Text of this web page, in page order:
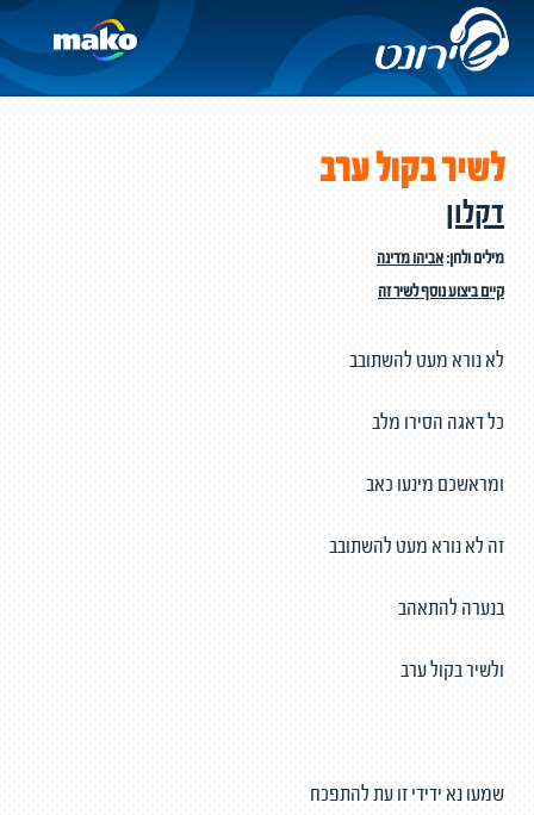
לשיר בקול ערב
דקלון
מילים ולחן:אביהו מדינה
קיים ביצוע נוסף לשיר זה
לא נורא מעט להשתובב
כל דאגה הסירו מלב
ומראשכם מינעו כאב
זה לא נורא מעט להשתובב
בנערה להתאהב
ולשיר בקול ערב
שמעו נא ידידי זו עת להתפכח